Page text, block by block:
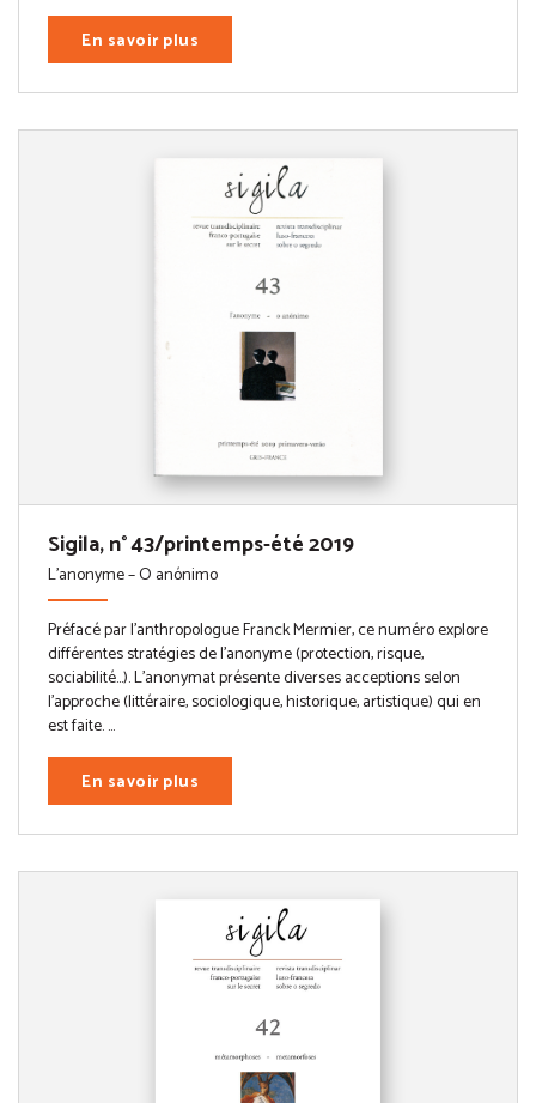
En savoir plus
Sigila, n° 43/printemps-été 2019
L'anonyme – O anónimo
Préfacé par l’anthropologue Franck Mermier, ce numéro explore
différentes stratégies de l’anonyme (protection, risque,
sociabilité…). L’anonymat présente diverses acceptions selon
l’approche (littéraire, sociologique, historique, artistique) qui en
est faite. ...
En savoir plus